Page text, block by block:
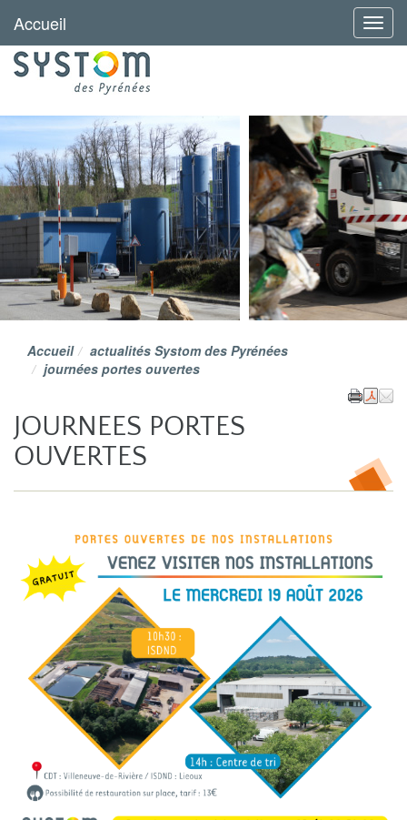
Menu
Accueil
Accueil
actualités Systom des Pyrénées
journées portes ouvertes
JOURNEES PORTES
OUVERTES